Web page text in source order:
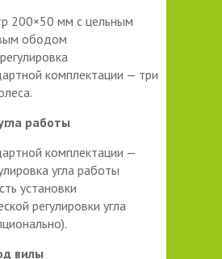
200×50 мм с цельным
ободом
комплектации — три
работы
комплектации —
угла работы
установки
регулировки угла
вилы